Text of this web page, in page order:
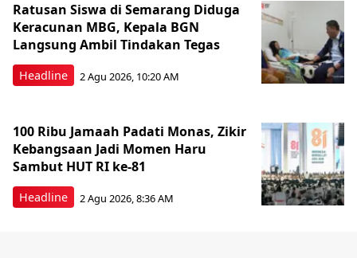
Headline
Ratusan Siswa di Semarang Diduga
Keracunan MBG, Kepala BGN
Langsung Ambil Tindakan Tegas
2 Agu 2026, 10:20 AM
Headline
100 Ribu Jamaah Padati Monas, Zikir
Kebangsaan Jadi Momen Haru
Sambut HUT RI ke-81
2 Agu 2026, 8:36 AM